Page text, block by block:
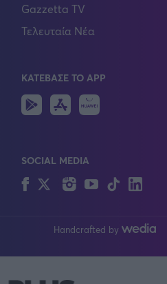
Gazzetta TV
Τελευταία Νέα
ΚΑΤΕΒΑΣΕ ΤΟ APP
Android
IOS
SOCIAL MEDIA
FacebookTwitterInstagram
YouTubeTikTok
Handcrafted by